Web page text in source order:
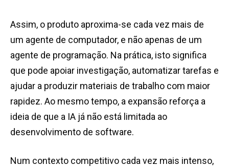
Assim, o produto aproxima-se cada vez mais de
um agente de computador, e não apenas de um
agente de programação. Na prática, isto significa
que pode apoiar investigação, automatizar tarefas e
ajudar a produzir materiais de trabalho com maior
rapidez. Ao mesmo tempo, a expansão reforça a
ideia de que a IA já não está limitada ao
desenvolvimento de software.
Num contexto competitivo cada vez mais intenso,